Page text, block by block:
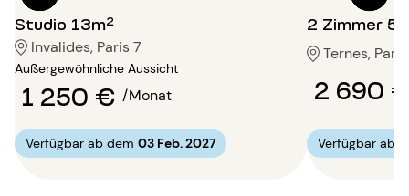
Studio 13m²
Invalides, Paris 7
Außergewöhnliche Aussicht
1 250 € /Monat
Verfügbar ab dem 03 Feb. 2027
2 Zimmer
Ternes, Paris
2 690
Verfügbar ab